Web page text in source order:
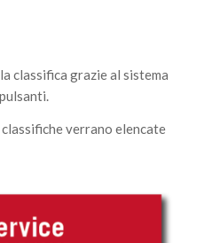
classifica grazie al sistema
verrano elencate